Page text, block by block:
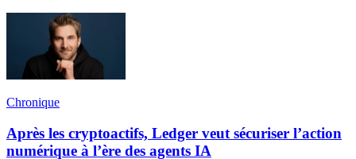
Chronique
Après les cryptoactifs, Ledger veut sécuriser l’action
numérique à l’ère des agents IA